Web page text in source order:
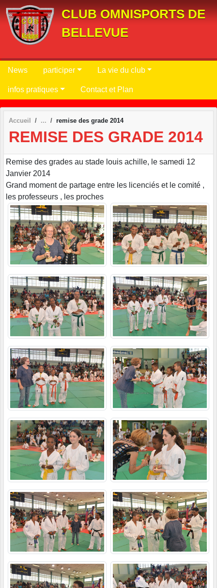
CLUB OMNISPORTS DE
BELLEVUE
News participer La vie du club
infos pratiques Contact et Plan
Accueil remise des grade 2014
REMISE DES GRADE 2014
Remise des grades au stade louis achille, le samedi 12
Janvier 2014
Grand moment de partage entre les licenciés et le comité ,
les professeurs , les proches
Panneau de gestion des cookies